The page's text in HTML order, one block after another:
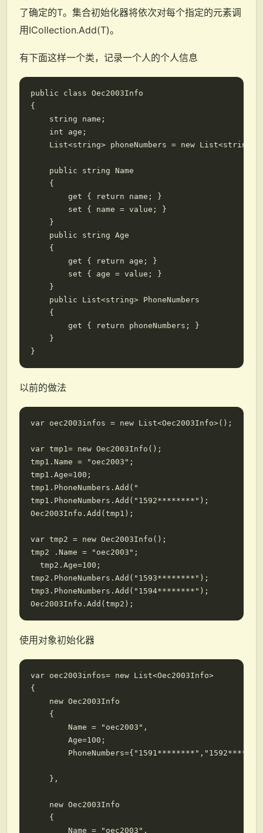
了确定的T。集合初始化器将依次对每个指定的元素调
用ICollection.Add(T)。
有下面这样一个类，记录一个人的个人信息
public class Oec2003Info
{
    string name;
    int age;
List<string> phoneNumbers = new
    public string Name
    {
        get { return name; }
        set { name = value; }
    }
    public string Age
    {
        get { return age; }
        set { age = value; }
    }
    public List<string> PhoneNumbers
    {
        get { return phoneNumbers; }
    }
以前的做法
var oec2003infos = new List<Oec2003Info>();
var tmp1= new Oec2003Info();
tmp1.Name = "oec2003";
tmp1.Age=100;
tmp1.PhoneNumbers.Add("
tmp1.PhoneNumbers.Add("1592********");
Oec2003Info.Add(tmp1);
var tmp2 = new Oec2003Info();
tmp2 .Name = "oec2003";
  tmp2.Age=100;
tmp2.PhoneNumbers.Add("1593********");
tmp3.PhoneNumbers.Add("1594********");
使用对象初始化器
var oec2003infos= new List<Oec2003Info>
{
    new Oec2003Info
    {
        Name = "oec2003",
        Age=100;
    },
    new Oec2003Info
    {
        Name = "oec2003",